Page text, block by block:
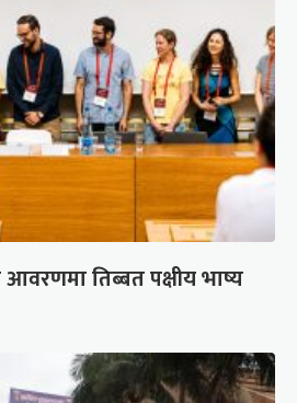
आवरणमा तिब्बत पक्षीय भाष्य